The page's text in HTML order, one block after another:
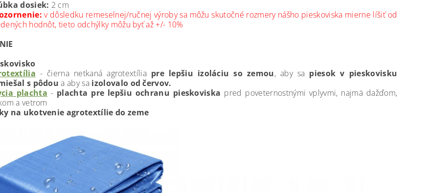
dosiek: 2 cm
v dôsledku remeselnej/ručnej výroby sa môžu skutočné rozmery nášho pieskoviska mierne líšiť od
hodnôt, tieto odchýlky môžu byť až +/- 10%
- čierna netkaná agrotextília pre lepšiu izoláciu so zemou, aby sa piesok v pieskovisku
s pôdou a aby sa izolovalo od červov.
plachta - plachta pre lepšiu ochranu pieskoviska pred poveternostnými vplyvmi, najmä dažďom,
a vetrom
na ukotvenie agrotextílie do zeme